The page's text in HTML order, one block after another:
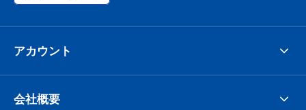
アカウント
会社概要